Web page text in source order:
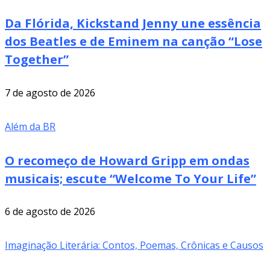
Da Flórida, Kickstand Jenny une essência
dos Beatles e de Eminem na canção “Lose
Together”
7 de agosto de 2026
Além da BR
O recomeço de Howard Gripp em ondas
musicais; escute “Welcome To Your Life”
6 de agosto de 2026
Imaginação Literária: Contos, Poemas, Crônicas e Causos